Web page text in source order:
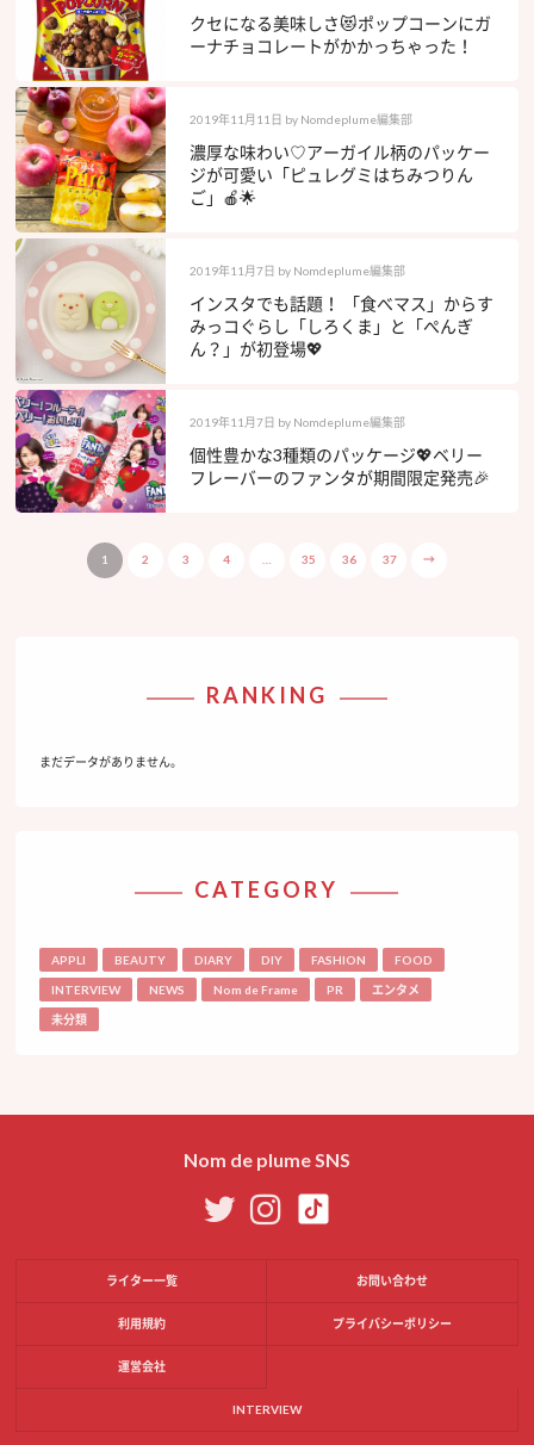
クセになる美味しさ😻ポップコーンにガ
ーナチョコレートがかかっちゃった！
2019年11月11日 by Nomdeplume編集部
濃厚な味わい♡アーガイル柄のパッケー
ジが可愛い「ピュレグミはちみつりん
ご」🍎🌟
2019年11月7日 by Nomdeplume編集部
インスタでも話題！ 「食べマス」からす
みっコぐらし「しろくま」と「ぺんぎ
ん？」が初登場💖
2019年11月7日 by Nomdeplume編集部
個性豊かな3種類のパッケージ💖ベリー
フレーバーのファンタが期間限定発売🎉
1 2 3 4 35 36 37 →
RANKING
まだデータがありません。
CATEGORY
APPLI BEAUTY DIARY DIY FASHION FOOD
INTERVIEW NEWS Nom de Frame PR エンタメ
未分類
Nom de plume SNS
ライター一覧 お問い合わせ
利用規約 プライバシーポリシー
運営会社
INTERVIEW